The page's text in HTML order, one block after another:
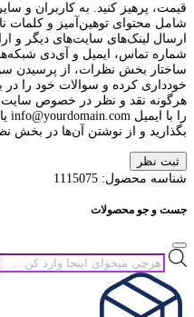
قیمت، پرهیز کنید. به کاربران و
شامل محتوای توهین‌آمیز و کلمات
ارسال لینک‌های سایت‌های دیگر و
شماره تماس، ایمیل و آی‌دی
ساختار بخش نظرات، از پرسیدن
خودداری کرده و سوالات خود را
هرگونه نقد و نظر در خصوص سایت
بگذارید و از نوشتن آن‌ها در بخش
ثبت نظر
شناسه محصول: 1115075
جست و جو محصولات
جستجوی
محصولات